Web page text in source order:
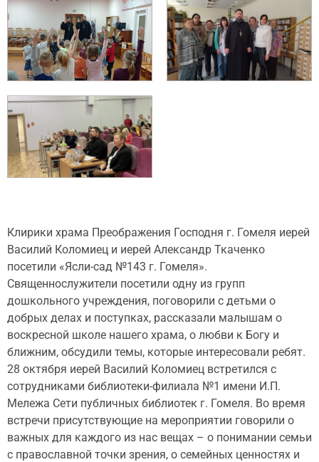
Клирики храма Преображения Господня г. Гомеля иерей
Василий Коломиец и иерей Александр Ткаченко
посетили «Ясли-сад №143 г. Гомеля».
Священнослужители посетили одну из групп
дошкольного учреждения, поговорили с детьми о
добрых делах и поступках, рассказали малышам о
воскресной школе нашего храма, о любви к Богу и
ближним, обсудили темы, которые интересовали ребят.
28 октября иерей Василий Коломиец встретился с
сотрудниками библиотеки-филиала №1 имени И.П.
Мележа Сети публичных библиотек г. Гомеля. Во время
встречи присутствующие на мероприятии говорили о
важных для каждого из нас вещах – о понимании семьи
с православной точки зрения, о семейных ценностях и